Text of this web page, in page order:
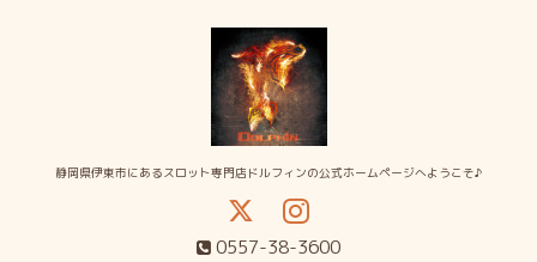
静岡県伊東市にあるスロット専門店ドルフィンの公式ホームページへようこそ♪
0557-38-3600